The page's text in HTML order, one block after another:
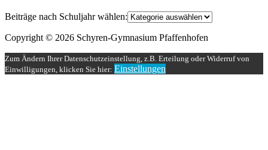
Beiträge nach Schuljahr wählen:
Copyright © 2026 Schyren-Gymnasium Pfaffenhofen
Zum Ändern Ihrer Datenschutzeinstellung, z.B. Erteilung oder Widerruf von
Einwilligungen, klicken Sie hier: Einstellungen